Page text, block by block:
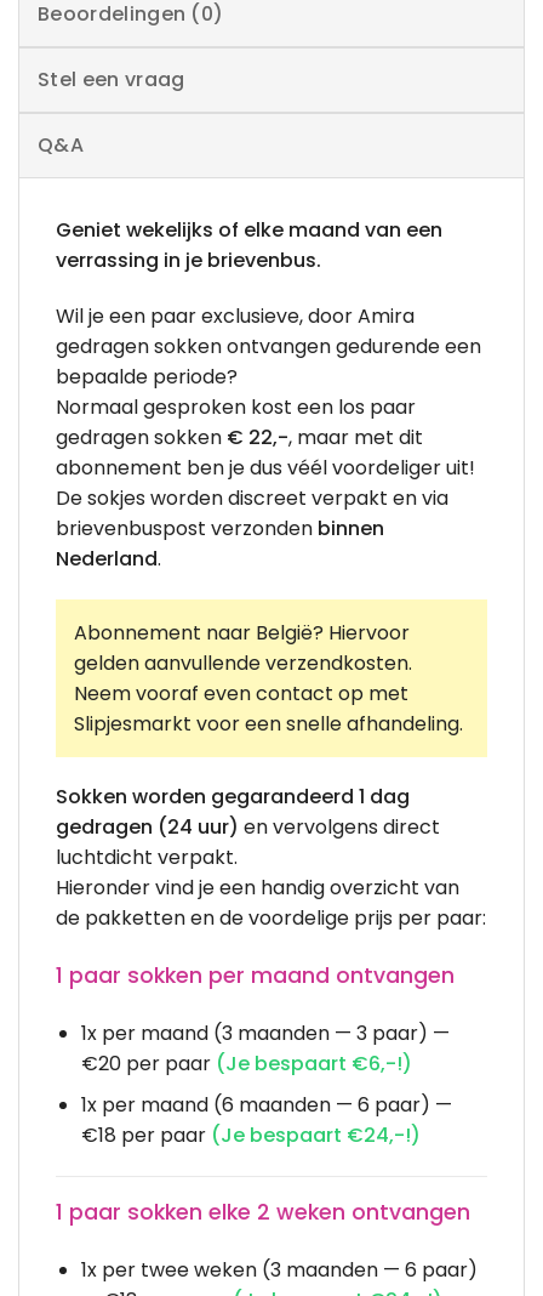
Beoordelingen (0)
Stel een vraag
Q&A
Geniet wekelijks of elke maand van een
verrassing in je brievenbus.
Wil je een paar exclusieve, door Amira
gedragen sokken ontvangen gedurende een
bepaalde periode?
Normaal gesproken kost een los paar
gedragen sokken € 22,-, maar met dit
abonnement ben je dus véél voordeliger uit!
De sokjes worden discreet verpakt en via
brievenbuspost verzonden binnen
Nederland.
Abonnement naar België? Hiervoor
gelden aanvullende verzendkosten.
Neem vooraf even contact op met
Slipjesmarkt voor een snelle afhandeling.
Sokken worden gegarandeerd 1 dag
gedragen (24 uur) en vervolgens direct
luchtdicht verpakt.
Hieronder vind je een handig overzicht van
de pakketten en de voordelige prijs per paar:
1 paar sokken per maand ontvangen
1x per maand (3 maanden — 3 paar) —
€20 per paar (Je bespaart €6,-!)
1x per maand (6 maanden — 6 paar) —
€18 per paar (Je bespaart €24,-!)
1 paar sokken elke 2 weken ontvangen
1x per twee weken (3 maanden — 6 paar)